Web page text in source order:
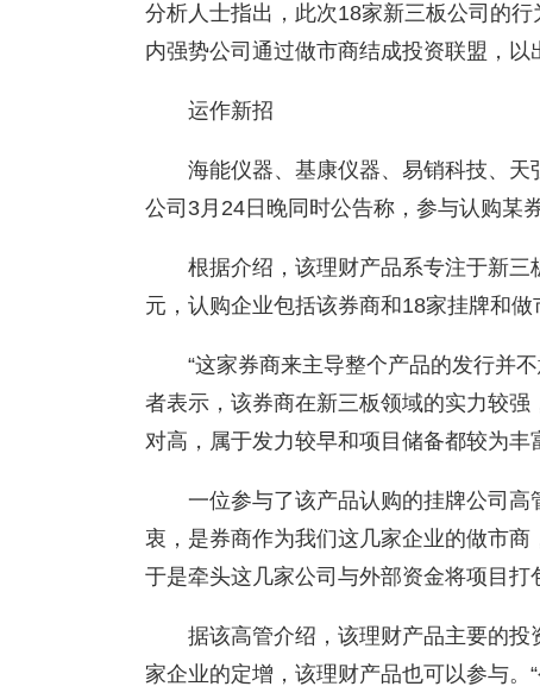
分析人士指出，此次18家新三板公司的
内强势公司通过做市商结成投资联盟，以
运作新招
海能仪器、基康仪器、易销科技、
公司3月24日晚同时公告称，参与认购某
根据介绍，该理财产品系专注于新
元，认购企业包括该券商和18家挂牌和做
“这家券商来主导整个产品的发行并
者表示，该券商在新三板领域的实力较
对高，属于发力较早和项目储备都较为丰
一位参与了该产品认购的挂牌公司高
衷，是券商作为我们这几家企业的做市商
于是牵头这几家公司与外部资金将项目打
据该高管介绍，该理财产品主要的
家企业的定增，该理财产品也可以参与